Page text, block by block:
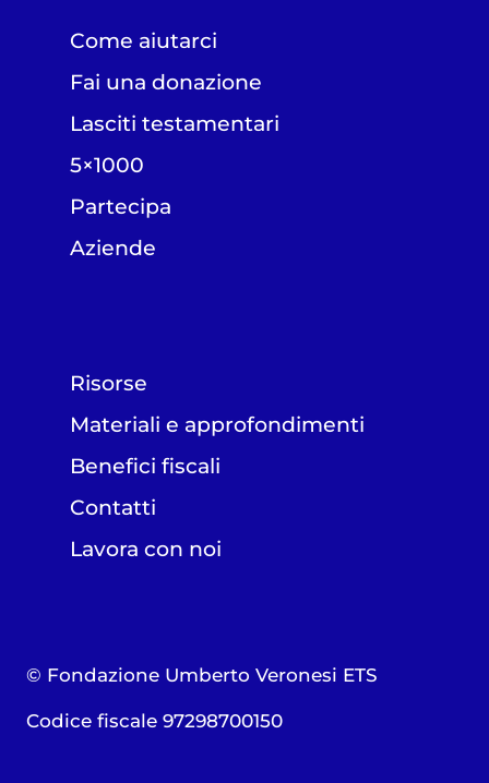
Come aiutarci
Fai una donazione
Lasciti testamentari
5×1000
Partecipa
Aziende
Risorse
Materiali e approfondimenti
Benefici fiscali
Contatti
Lavora con noi
© Fondazione Umberto Veronesi ETS
Codice fiscale 97298700150